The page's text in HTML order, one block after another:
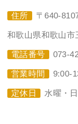
住所 〒640-
和歌山県和歌山
電話番号 073-
営業時間 9:00-
定休日 水曜・